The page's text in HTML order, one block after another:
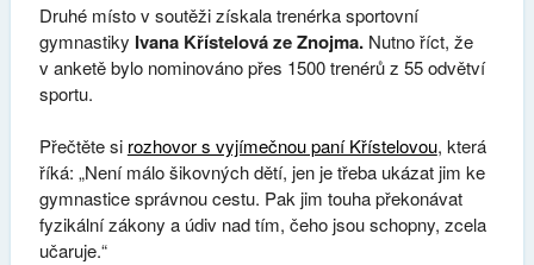
Druhé místo v soutěži získala trenérka sportovní
gymnastiky Ivana Křístelová ze Znojma. Nutno říct, že
v anketě bylo nominováno přes 1500 trenérů z 55 odvětví
sportu.
Přečtěte si rozhovor s vyjímečnou paní Křístelovou, která
říká: „Není málo šikovných dětí, jen je třeba ukázat jim ke
gymnastice správnou cestu. Pak jim touha překonávat
fyzikální zákony a údiv nad tím, čeho jsou schopny, zcela
učaruje.“